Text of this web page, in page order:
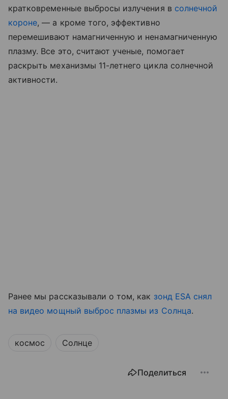
кратковременные выбросы излучения в солнечной
короне, — а кроме того, эффективно
перемешивают намагниченную и ненамагниченную
плазму. Все это, считают ученые, помогает
раскрыть механизмы 11-летнего цикла солнечной
активности.
Ранее мы рассказывали о том, как зонд ESA снял
на видео мощный выброс плазмы из Солнца.
космос Солнце
Поделиться